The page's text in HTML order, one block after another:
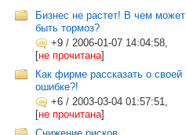
Бизнес не растет! В чем может
быть тормоз?
+9 / 2006-01-07 14:04:58,
[не прочитана]
Как фирме рассказать о своей
ошибке?!
+6 / 2003-03-04 01:57:51,
[не прочитана]